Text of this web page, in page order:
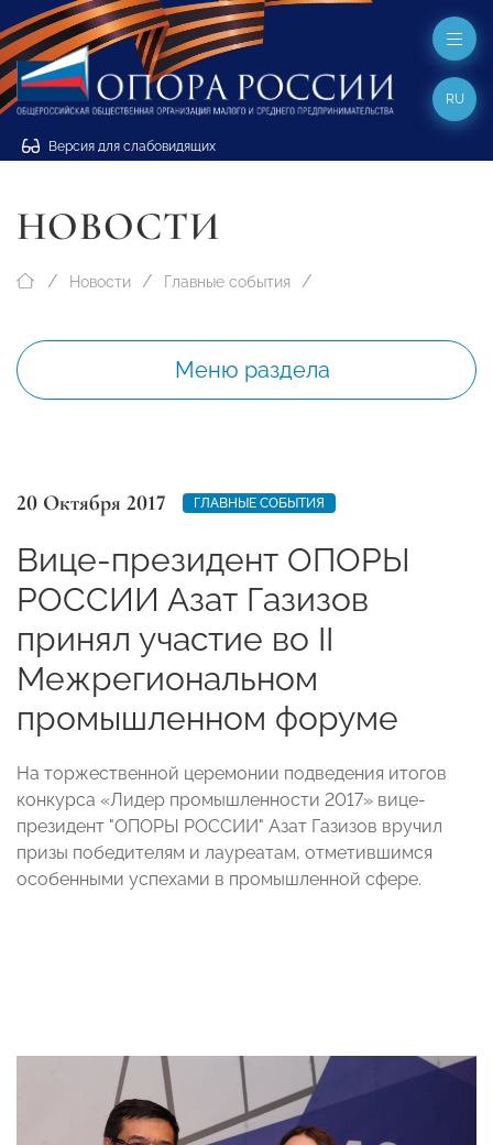
Версия для слабовидящих
RU
НОВОСТИ
Новости Главные события
Меню раздела
20 Октября 2017 ГЛАВНЫЕ СОБЫТИЯ
Вице-президент ОПОРЫ
РОССИИ Азат Газизов
принял участие во II
Межрегиональном
промышленном форуме
На торжественной церемонии подведения итогов
конкурса «Лидер промышленности 2017» вице-
президент "ОПОРЫ РОССИИ" Азат Газизов вручил
призы победителям и лауреатам, отметившимся
особенными успехами в промышленной сфере.